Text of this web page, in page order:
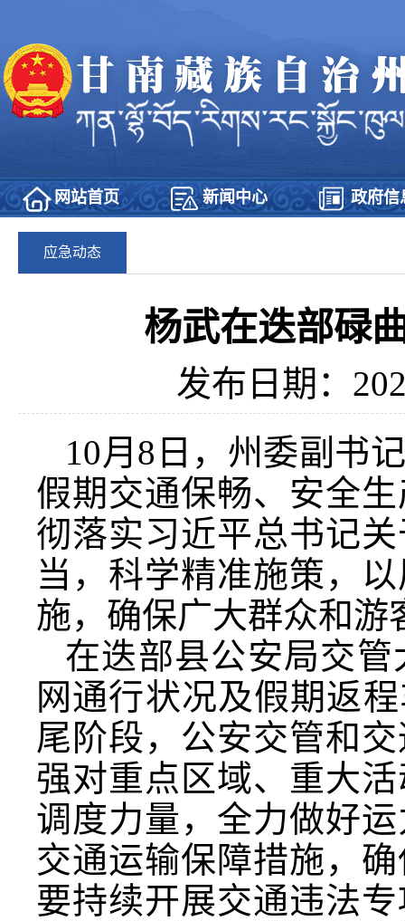
网站首页 新闻中心 政府信
应急动态
杨武在迭部碌
发布日期：
10月8日，州委副书
假期交通保畅、安全
彻落实习近平总书记
当，科学精准施策，
施，确保广大群众和游
在迭部县公安局交
网通行状况及假期返
尾阶段，公安交管和
强对重点区域、重大
调度力量，全力做好
交通运输保障措施，
要持续开展交通违法